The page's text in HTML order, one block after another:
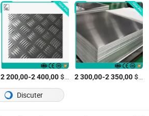
/Tonne
2 200,00-2 400,00$US /Tonne
2 300,00-2 350,00$US
Discuter